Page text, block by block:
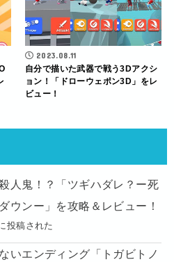
2023.08.11
自分で描いた武器で戦う3Dアクシ
ョン！「ドローウェポン3D」をレ
ビュー！
人鬼！？「ツギハダレ？ー死
ウンー」を攻略＆レビュー！
投稿された
いエンディング「トガビトノ